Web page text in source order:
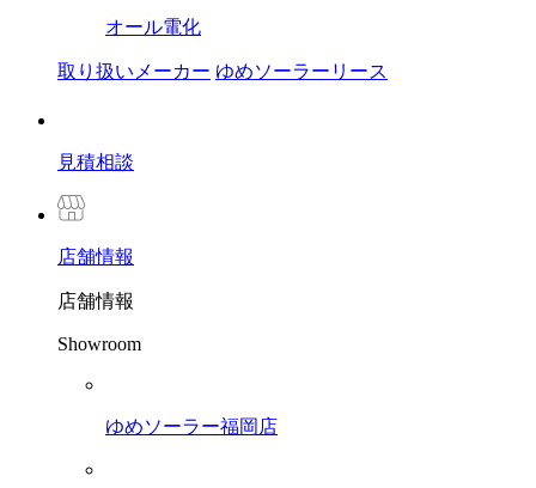
オール電化
取り扱いメーカー ゆめソーラーリース
見積相談
店舗情報
店舗情報
Showroom
ゆめソーラー福岡店